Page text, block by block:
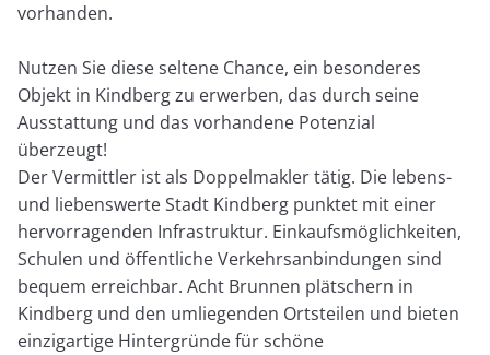
vorhanden.
Nutzen Sie diese seltene Chance, ein besonderes
Objekt in Kindberg zu erwerben, das durch seine
Ausstattung und das vorhandene Potenzial
überzeugt!
Der Vermittler ist als Doppelmakler tätig. Die lebens-
und liebenswerte Stadt Kindberg punktet mit einer
hervorragenden Infrastruktur. Einkaufsmöglichkeiten,
Schulen und öffentliche Verkehrsanbindungen sind
bequem erreichbar. Acht Brunnen plätschern in
Kindberg und den umliegenden Ortsteilen und bieten
einzigartige Hintergründe für schöne